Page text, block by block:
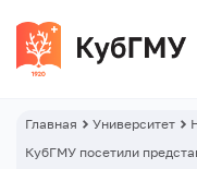
Главная Университет
КубГМУ посетили